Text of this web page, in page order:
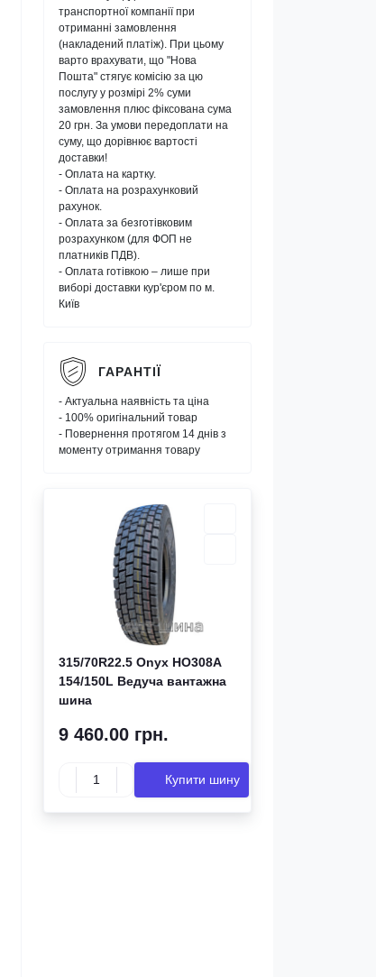
транспортної компанії при
отриманні замовлення
(накладений платіж). При цьому
варто врахувати, що "Нова
Пошта" стягує комісію за цю
послугу у розмірі 2% суми
замовлення плюс фіксована сума
20 грн. За умови передоплати на
суму, що дорівнює вартості
доставки!
- Оплата на картку.
- Оплата на розрахунковий
рахунок.
- Оплата за безготівковим
розрахунком (для ФОП не
платників ПДВ).
- Оплата готівкою – лише при
виборі доставки кур'єром по м.
Київ
ГАРАНТІЇ
- Актуальна наявність та ціна
- 100% оригінальний товар
- Повернення протягом 14 днів з
моменту отримання товару
315/70R22.5 Onyx HO308A
154/150L Ведуча вантажна
шина
9 460.00 грн.
Купити шину